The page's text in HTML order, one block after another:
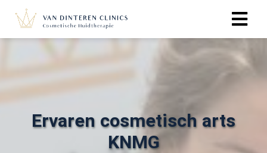
Ervaren cosmetisch arts
KNMG